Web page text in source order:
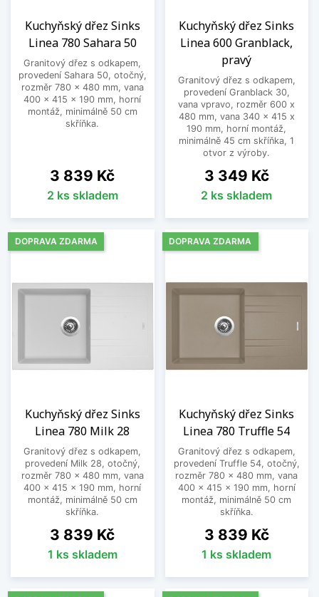
Kuchyňský dřez Sinks
Linea 780 Sahara 50
Granitový dřez s odkapem,
provedení Sahara 50, otočný,
rozměr 780 x 480 mm, vana
400 x 415 x 190 mm, horní
montáž, minimálně 50 cm
skříňka.
Cena
3 839 Kč
2 ks skladem
Kuchyňský dřez Sinks
Linea 600 Granblack,
pravý
Granitový dřez s odkapem,
provedení Granblack 30,
vana vpravo, rozměr 600 x
480 mm, vana 340 x 415 x
190 mm, horní montáž,
minimálně 45 cm skříňka, 1
otvor z výroby.
Cena
3 349 Kč
2 ks skladem
Kuchyňský dřez Sinks
Linea 780 Milk 28
Granitový dřez s odkapem,
provedení Milk 28, otočný,
rozměr 780 x 480 mm, vana
400 x 415 x 190 mm, horní
montáž, minimálně 50 cm
skříňka.
Cena
3 839 Kč
1 ks skladem
DOPRAVA ZDARMA
Kuchyňský dřez Sinks
Linea 780 Truffle 54
Granitový dřez s odkapem,
provedení Truffle 54, otočný,
rozměr 780 x 480 mm, vana
400 x 415 x 190 mm, horní
montáž, minimálně 50 cm
skříňka.
Cena
3 839 Kč
1 ks skladem
DOPRAVA ZDARMA